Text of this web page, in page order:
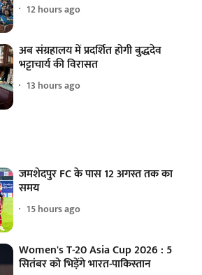
12 hours ago
अब संग्रहालय में प्रदर्शित होगी बुद्धदेव
भट्टाचार्य की विरासत
13 hours ago
जमशेदपुर FC के पास 12 अगस्त तक का
समय
15 hours ago
Women's T-20 Asia Cup 2026 : 5
सितंबर को भिड़ेंगे भारत-पाकिस्तान